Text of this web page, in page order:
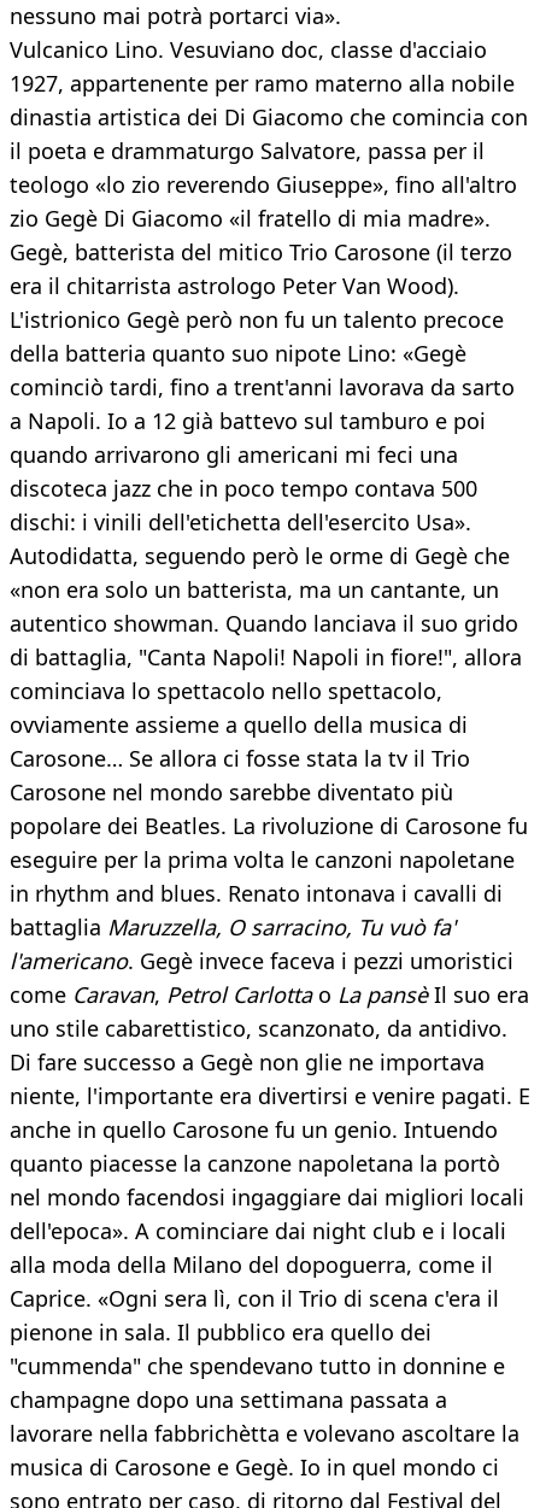
nessuno mai potrà portarci via».
Vulcanico Lino. Vesuviano doc, classe d'acciaio
1927, appartenente per ramo materno alla nobile
dinastia artistica dei Di Giacomo che comincia con
il poeta e drammaturgo Salvatore, passa per il
teologo «lo zio reverendo Giuseppe», fino all'altro
zio Gegè Di Giacomo «il fratello di mia madre».
Gegè, batterista del mitico Trio Carosone (il terzo
era il chitarrista astrologo Peter Van Wood).
L'istrionico Gegè però non fu un talento precoce
della batteria quanto suo nipote Lino: «Gegè
cominciò tardi, fino a trent'anni lavorava da sarto
a Napoli. Io a 12 già battevo sul tamburo e poi
quando arrivarono gli americani mi feci una
discoteca jazz che in poco tempo contava 500
dischi: i vinili dell'etichetta dell'esercito Usa».
Autodidatta, seguendo però le orme di Gegè che
«non era solo un batterista, ma un cantante, un
autentico showman. Quando lanciava il suo grido
di battaglia, "Canta Napoli! Napoli in fiore!", allora
cominciava lo spettacolo nello spettacolo,
ovviamente assieme a quello della musica di
Carosone… Se allora ci fosse stata la tv il Trio
Carosone nel mondo sarebbe diventato più
popolare dei Beatles. La rivoluzione di Carosone fu
eseguire per la prima volta le canzoni napoletane
in rhythm and blues. Renato intonava i cavalli di
battaglia Maruzzella, O sarracino, Tu vuò fa'
l'americano. Gegè invece faceva i pezzi umoristici
come Caravan, Petrol Carlottao La pansèIl suo era
uno stile cabarettistico, scanzonato, da antidivo.
Di fare successo a Gegè non glie ne importava
niente, l'importante era divertirsi e venire pagati. E
anche in quello Carosone fu un genio. Intuendo
quanto piacesse la canzone napoletana la portò
nel mondo facendosi ingaggiare dai migliori locali
dell'epoca». A cominciare dai night club e i locali
alla moda della Milano del dopoguerra, come il
Caprice. «Ogni sera lì, con il Trio di scena c'era il
pienone in sala. Il pubblico era quello dei
"cummenda" che spendevano tutto in donnine e
champagne dopo una settimana passata a
lavorare nella fabbrichètta e volevano ascoltare la
musica di Carosone e Gegè. Io in quel mondo ci
sono entrato per caso, di ritorno dal Festival del